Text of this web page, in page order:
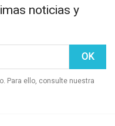
noticias y
Para ello, consulte nuestra